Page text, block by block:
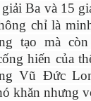
Ba và 15
chỉ là
tạo mà
hiến của
Vũ Đức
khăn nhưng